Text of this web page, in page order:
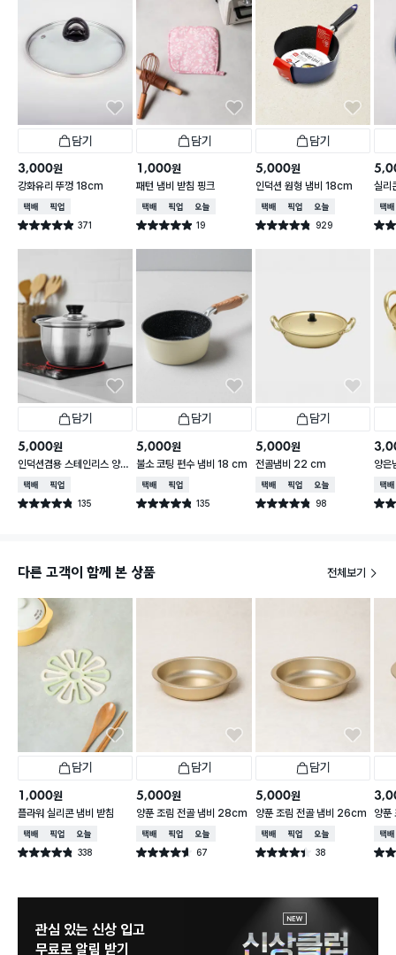
담기
3,000원
강화유리 뚜껑 18cm
택배배송매장픽업
별점 4.9점 371
건 작성
담기
1,000원
패턴 냄비 받침 핑크
택배배송매장픽업오늘배송
별점 4.9점 19
건 작성
담기
5,000원
인덕션 원형 냄비 18cm
택배배송매장픽업오늘배송
별점 4.8점 929
건 작성
실리
2/
택배
별점
담기
5,000원
인덕션겸용 스테인리스 양수
냄비 16cm
택배배송매장픽업
별점 4.8점 135
건 작성
담기
5,000원
불소 코팅 편수 냄비 18 cm
택배배송매장픽업
별점 4.8점 135
건 작성
담기
5,000원
전골냄비 22 cm
택배배송매장픽업오늘배송
별점 4.8점 98
건 작성
양
택배
별점
다른 고객이 함께 본 상품 전체보기
담기
1,000원
플라워 실리콘 냄비 받침
택배배송매장픽업오늘배송
별점 4.8점 338
건 작성
담기
5,000원
양푼 조림 전골 냄비 28cm
택배배송매장픽업오늘배송
별점 4.6점 67
건 작성
담기
5,000원
양푼 조림 전골 냄비 26cm
택배배송매장픽업오늘배송
별점 4.4점 38
건 작성
양
택배
별점
관심 있는 신상 입고
무료로 알림 받기